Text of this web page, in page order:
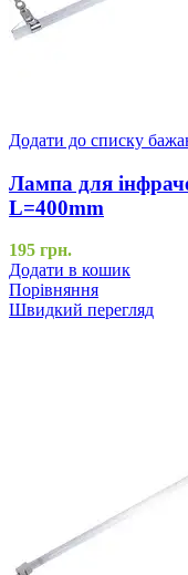
Додати до списку
Лампа для
L=400mm
195 грн.
Додати в кошик
Порівняння
Швидкий перегляд